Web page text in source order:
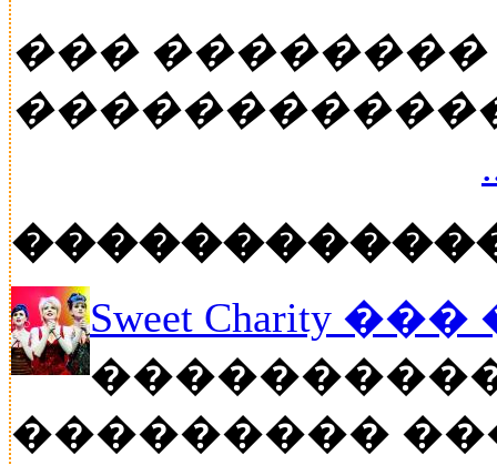
���
Sweet Charity
���������